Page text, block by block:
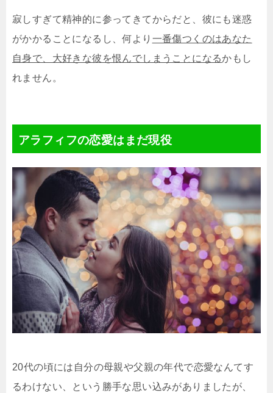
寂しすぎて精神的に参ってきてからだと、彼にも迷惑
がかかることになるし、何より 一番傷つくのはあなた
自身で、大好きな彼を恨んでしまうことになるかもし
れません。
アラフィフの恋愛はまだ現役
20代の頃には自分の母親や父親の年代で恋愛なんてす
るわけない、という勝手な思い込みがありましたが、